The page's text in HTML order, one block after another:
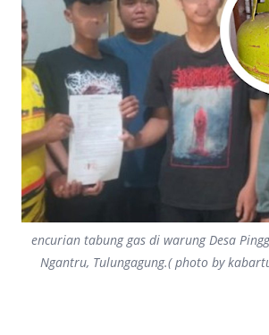
encurian tabung gas di warung Desa
Ngantru, Tulungagung.( photo by